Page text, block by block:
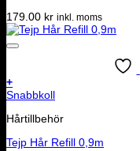
179.00 kr inkl. moms
+
Snabbkoll
Hårtillbehör
Tejp Hår Refill 0,9m